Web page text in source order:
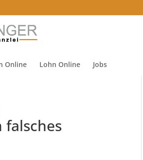
Online Lohn Online Jobs